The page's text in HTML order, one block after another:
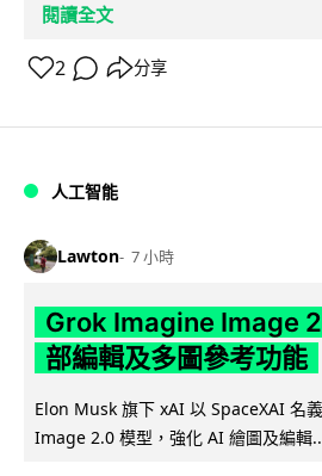
閱讀全文
2 分享
人工智能
Lawton 7 小時
Grok Imagine Image
部編輯及多圖參考功能
Elon Musk 旗下 xAI 以 SpaceXAI 名
Image 2.0 模型，強化 AI 繪圖及編輯